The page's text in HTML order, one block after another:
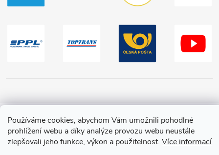
Používáme cookies, abychom Vám umožnili pohodlné
prohlížení webu a díky analýze provozu webu neustále
zlepšovali jeho funkce, výkon a použitelnost. Více informací
Vytvořil Shoptet
Copyright 2026HračkyZaDobréKačky. Všechna práva vyhrazena.